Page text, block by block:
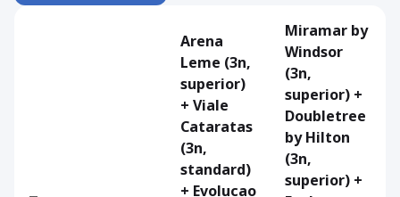
Arena
Leme (3n,
superior)
+ Viale
Cataratas
(3n,
standard)
+ Evolucao
Miramar by
Windsor
(3n,
superior) +
Doubletree
by Hilton
(3n,
superior) +